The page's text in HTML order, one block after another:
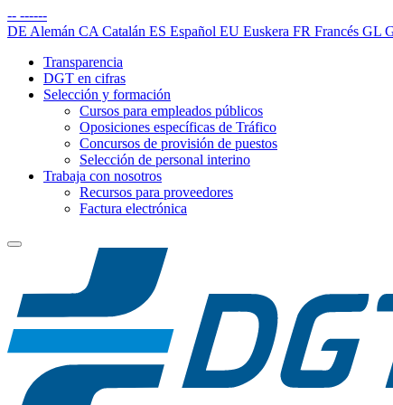
-- ------
DE Alemán CA Catalán ES Español EU Euskera FR Francés GL
Transparencia
DGT en cifras
Selección y formación
Cursos para empleados públicos
Oposiciones específicas de Tráfico
Concursos de provisión de puestos
Selección de personal interino
Trabaja con nosotros
Recursos para proveedores
Factura electrónica